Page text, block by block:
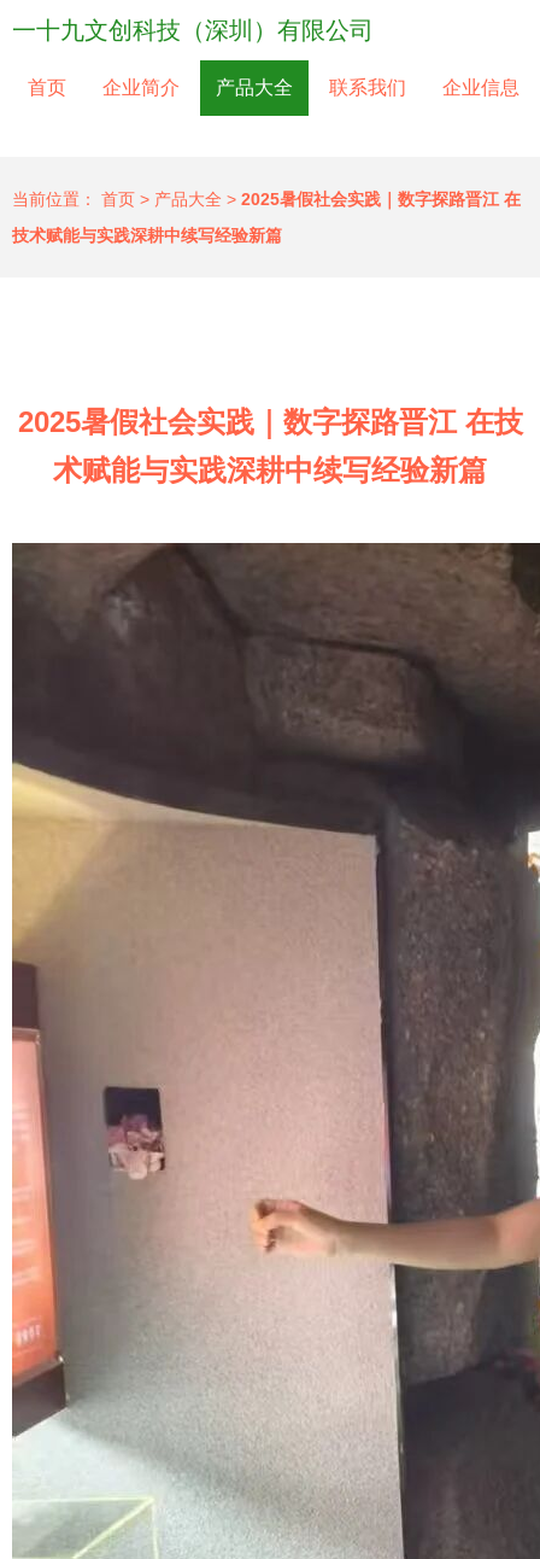
一十九文创科技（深圳）有限公司
首页 企业简介 产品大全 联系我们 企业信息
当前位置： 首页 > 产品大全 > 2025暑假社会实践｜数字探路晋江 在
技术赋能与实践深耕中续写经验新篇
2025暑假社会实践｜数字探路晋江 在技
术赋能与实践深耕中续写经验新篇